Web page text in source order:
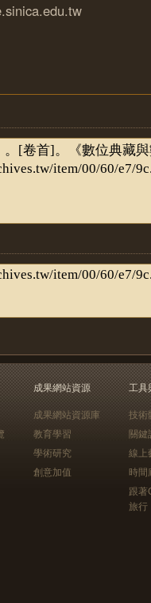
成果網站資源
成果網站資源庫
教育學習
學術研究
創意加值
工具
技術
關鍵
線上
時間
跟
旅行